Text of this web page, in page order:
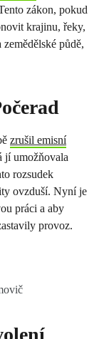
zákon, pokud
krajinu, řeky,
půdě,
zrušil emisní
jí umožňovala
rozsudek
ovzduší. Nyní je
práci a aby
provoz.